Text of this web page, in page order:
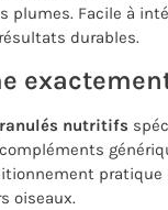
plumes. Facile à
durables.
nutritifs
oiseaux.